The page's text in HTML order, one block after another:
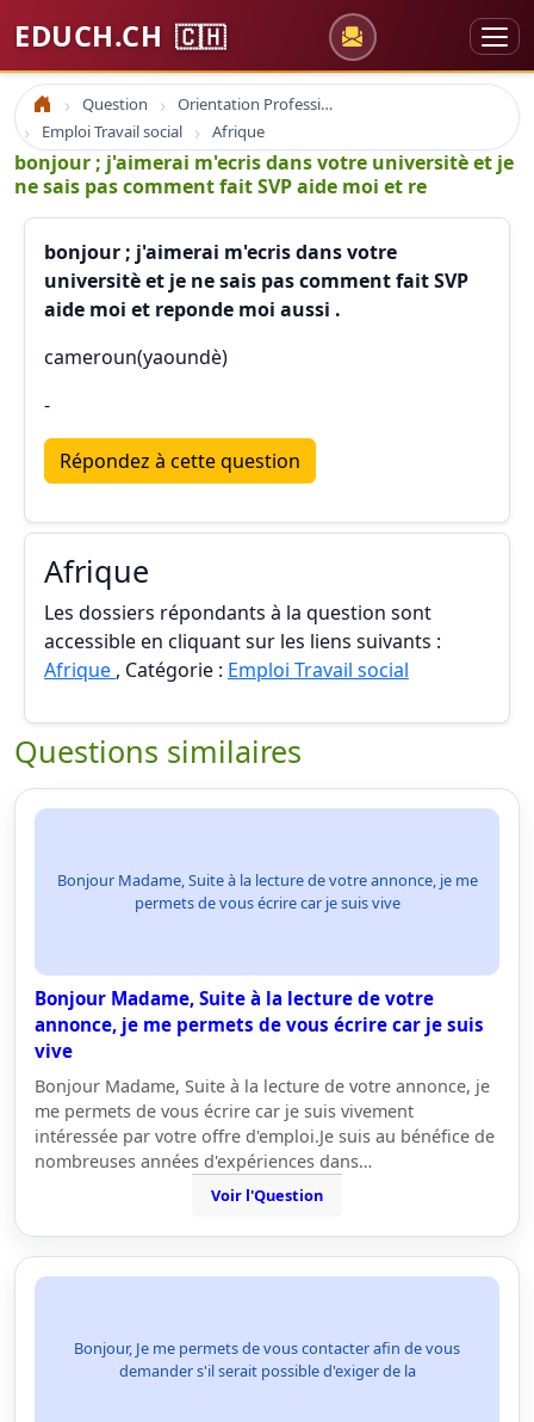
EDUCH.CH 🇨🇭
Accueil Question
Orientation Professionnelle
Emploi Travail social
Afrique
bonjour ; j'aimerai m'ecris dans votre universitè et je
ne sais pas comment fait SVP aide moi et re
bonjour ; j'aimerai m'ecris dans votre
universitè et je ne sais pas comment fait SVP
aide moi et reponde moi aussi .
cameroun(yaoundè)
-
Répondez à cette question
Afrique
Les dossiers répondants à la question sont
accessible en cliquant sur les liens suivants :
Afrique , Catégorie : Emploi Travail social
Questions similaires
Bonjour Madame, Suite à la lecture de votre annonce, je me
permets de vous écrire car je suis vive
Bonjour Madame, Suite à la lecture de votre
annonce, je me permets de vous écrire car je suis
vive
Bonjour Madame, Suite à la lecture de votre annonce, je
me permets de vous écrire car je suis vivement
intéressée par votre offre d'emploi.Je suis au bénéfice de
nombreuses années d'expériences dans…
Voir l'Question
Bonjour, Je me permets de vous contacter afin de vous
demander s'il serait possible d'exiger de la